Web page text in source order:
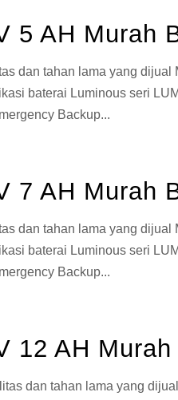
5 AH Murah
dan tahan lama yang
baterai Luminous seri
Backup...
7 AH Murah
dan tahan lama yang
baterai Luminous seri
Backup...
12 AH
dan tahan lama yang